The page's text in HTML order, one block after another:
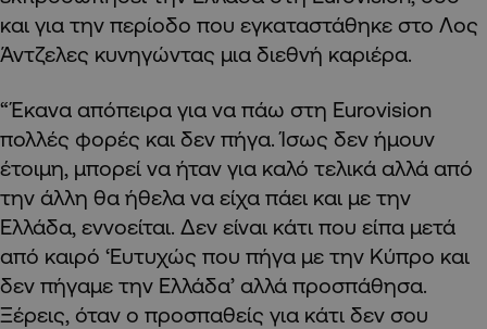
και για την περίοδο που εγκαταστάθηκε στο Λος
Άντζελες κυνηγώντας μια διεθνή καριέρα.
“Έκανα απόπειρα για να πάω στη Eurovision
πολλές φορές και δεν πήγα. Ίσως δεν ήμουν
έτοιμη, μπορεί να ήταν για καλό τελικά αλλά από
την άλλη θα ήθελα να είχα πάει και με την
Ελλάδα, εννοείται. Δεν είναι κάτι που είπα μετά
από καιρό ‘Ευτυχώς που πήγα με την Κύπρο και
δεν πήγαμε την Ελλάδα’ αλλά προσπάθησα.
Ξέρεις, όταν ο προσπαθείς για κάτι δεν σου